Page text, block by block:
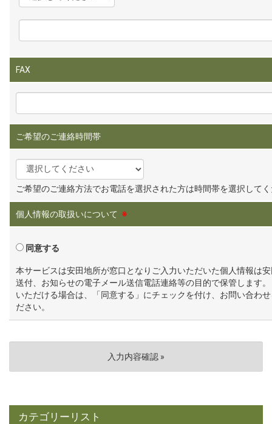
FAX
ご希望のご連絡時間帯
ご希望のご連絡方法でお電話を選択された方は時間帯を選択して
個人情報の取扱いについて ※
同意する
本サービスは安田地所が窓口となりご入力いただいた個人情報は
送付、お知らせの電子メール送信電話連絡等の目的で保管します
いただける場合は、「同意する」にチェックを付け、お問い合わ
ださい。
カテゴリーリスト